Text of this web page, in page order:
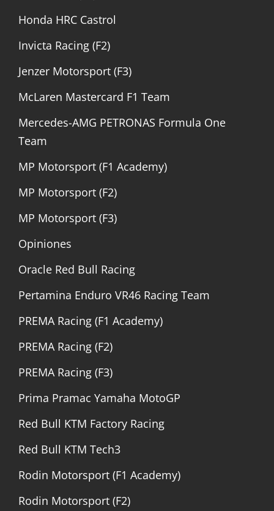
Honda HRC Castrol
Invicta Racing (F2)
Jenzer Motorsport (F3)
McLaren Mastercard F1 Team
Mercedes-AMG PETRONAS Formula One
Team
MP Motorsport (F1 Academy)
MP Motorsport (F2)
MP Motorsport (F3)
Opiniones
Oracle Red Bull Racing
Pertamina Enduro VR46 Racing Team
PREMA Racing (F1 Academy)
PREMA Racing (F2)
PREMA Racing (F3)
Prima Pramac Yamaha MotoGP
Red Bull KTM Factory Racing
Red Bull KTM Tech3
Rodin Motorsport (F1 Academy)
Rodin Motorsport (F2)